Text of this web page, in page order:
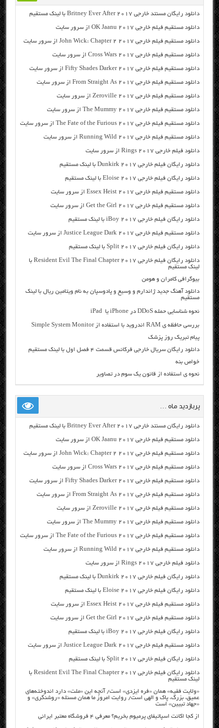
دانلود رایگان مسنتد خارجی Britney Ever After 2017 با لینک مستقیم
دانلود مستقیم فیلم خارجی OK Jaanu 2017 از سرور سایت
دانلود مستقیم فیلم خارجی John Wick: Chapter 2 2017 از سرور سایت
دانلود مستقیم فیلم خارجی Cross Wars 2017 از سرور سایت
دانلود مستقیم فیلم خارجی Fifty Shades Darker 2017 از سرور سایت
دانلود مستقیم فیلم خارجی From Straight As 2017 از سرور سایت
دانلود مستقیم فیلم خارجی Zeroville 2017 از سرور سایت
دانلود مستقیم فیلم خارجی The Mummy 2017 از سرور سایت
دانلود مستقیم فیلم خارجی The Fate of the Furious 2017 از سرور سایت
دانلود مستقیم فیلم خارجی Running Wild 2017 از سرور سایت
دانلود فیلم خارجی Rings 2017 از سرور سایت
دانلود رایگان فیلم خارجی Dunkirk 2017 با لینک مستقیم
دانلود رایگان فیلم خارجی Eloise 2017 با لینک مستقیم
دانلود مستقیم فیلم خارجی Essex Heist 2017 از سرور سایت
دانلود مستقیم فیلم خارجی Get the Girl 2017 از سرور سایت
دانلود رایگان فیلم خارجی iBoy 2017 با لینک مستقیم
دانلود مستقیم فیلم خارجی Justice League Dark 2017 از سرور سایت
دانلود رایگان فیلم خارجی Split 2017 با لینک مستقیم
دانلود رایگان فیلم خارجی Resident Evil The Final Chapter 2017 با
لینک مستقیم
بیوگرافی کامران و هومن
دانلود آهنگ جدید ژاندارم و وسیع و پادوسپان به نام ویتامین ریال با لینک
مستقیم
نحوه شناسایی حمله DDoS در iPhone یا iPad
بررسی حافظه ی RAM اندروید با استفاده از Simple System Monitor
پیام تبریک روز پزشک
دانلود رایگان سریال خارجی فرکانس قسمت ۴ فصل اول با لینک مستقیم
خواص بنه
نحوه ی استفاده از قانون یک سوم در تصاویر
پربازدید ماه …
دانلود رایگان مسنتد خارجی Britney Ever After 2017 با لینک مستقیم
دانلود مستقیم فیلم خارجی OK Jaanu 2017 از سرور سایت
دانلود مستقیم فیلم خارجی John Wick: Chapter 2 2017 از سرور سایت
دانلود مستقیم فیلم خارجی Cross Wars 2017 از سرور سایت
دانلود مستقیم فیلم خارجی Fifty Shades Darker 2017 از سرور سایت
دانلود مستقیم فیلم خارجی From Straight As 2017 از سرور سایت
دانلود مستقیم فیلم خارجی Zeroville 2017 از سرور سایت
دانلود مستقیم فیلم خارجی The Mummy 2017 از سرور سایت
دانلود مستقیم فیلم خارجی The Fate of the Furious 2017 از سرور سایت
دانلود مستقیم فیلم خارجی Running Wild 2017 از سرور سایت
دانلود فیلم خارجی Rings 2017 از سرور سایت
دانلود رایگان فیلم خارجی Dunkirk 2017 با لینک مستقیم
دانلود رایگان فیلم خارجی Eloise 2017 با لینک مستقیم
دانلود مستقیم فیلم خارجی Essex Heist 2017 از سرور سایت
دانلود مستقیم فیلم خارجی Get the Girl 2017 از سرور سایت
دانلود رایگان فیلم خارجی iBoy 2017 با لینک مستقیم
دانلود مستقیم فیلم خارجی Justice League Dark 2017 از سرور سایت
دانلود رایگان فیلم خارجی Split 2017 با لینک مستقیم
دانلود رایگان فیلم خارجی Resident Evil The Final Chapter 2017 با
لینک مستقیم
«ولایت فقیه» همان «فره ایزدی» است/ آنچه این «ملت» دارد اندوخته‌های
عمیق، بزرگ، پاک و الهی است/ روایت امروز ما همان مسئله «روشنگری» و
«جهاد تبیین» است
از کجا اکانت اسپاتیفای پرمیوم بخریم؟ معرفی ۴ فروشگاه معتبر ایرانی